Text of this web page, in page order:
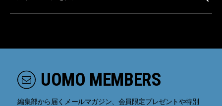
UOMO MEMBERS
編集部から届くメールマガジン、会員限定プレゼントや特別